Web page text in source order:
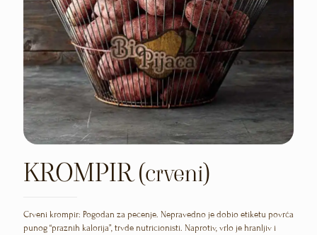
KROMPIR (crveni)
Crveni krompir: Pogodan za pečenje. Nepravedno je dobio etiketu povrća
punog “praznih kalorija”, trvde nutricionisti. Naprotiv, vrlo je hranljiv i